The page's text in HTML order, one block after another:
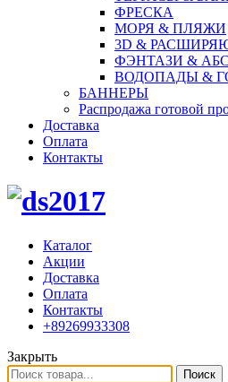
ФРЕСКА
МОРЯ & ПЛЯЖИ
3D &
ФЭНТАЗИ &
ВОДОПАДЫ &
БАННЕРЫ
Распродажа готовой
Доставка
Оплата
Контакты
Каталог
Акции
Доставка
Оплата
Контакты
+89269933308
Закрыть
Поиск